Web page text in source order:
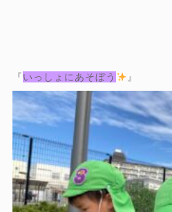
『いっしょにあそぼう 』